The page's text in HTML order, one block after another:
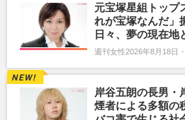
元宝塚星組トップ
れが宝塚なんだ」
日々、夢の現在地
週刊女性2026年8月18日
岸谷五朗の長男・
煙者による多額の